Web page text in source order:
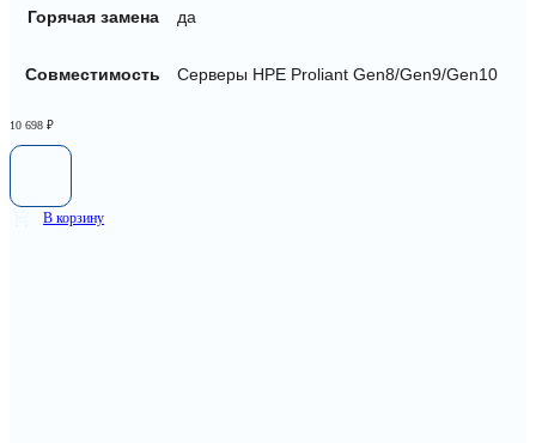
Горячая замена да
Совместимость Серверы HPE Proliant Gen8/Gen9/Gen10
10 698 ₽
В корзину